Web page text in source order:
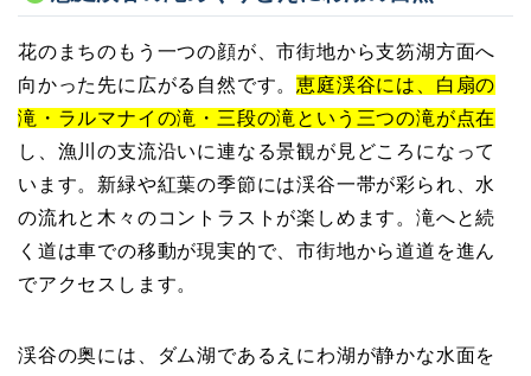
花のまちのもう一つの顔が、市街地から支笏湖方面へ
向かった先に広がる自然です。恵庭渓谷には、白扇の
滝・ラルマナイの滝・三段の滝という三つの滝が点在
し、漁川の支流沿いに連なる景観が見どころになって
います。新緑や紅葉の季節には渓谷一帯が彩られ、水
の流れと木々のコントラストが楽しめます。滝へと続
く道は車での移動が現実的で、市街地から道道を進ん
でアクセスします。
渓谷の奥には、ダム湖であるえにわ湖が静かな水面を